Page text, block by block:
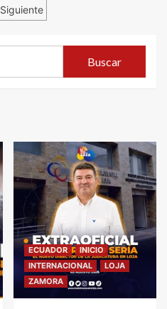
Siguiente
ECUADOR
INICIO
INTERNACIONAL
LOJA
ZAMORA